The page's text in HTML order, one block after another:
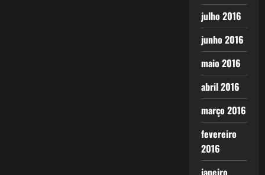
julho 2016
junho 2016
maio 2016
abril 2016
março 2016
fevereiro
2016
janeiro